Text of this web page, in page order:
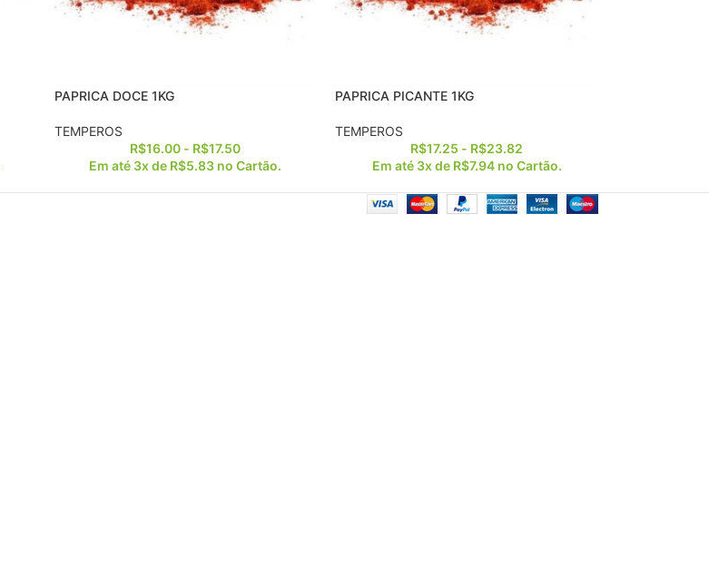
PAPRICA DOCE 1KG
TEMPEROS
R$16.00 - R$17.50
Em até 3x de R$5.83 no Cartão.
PAPRICA PICANTE 1KG
TEMPEROS
R$17.25 - R$23.82
Em até 3x de R$7.94 no Cartão.